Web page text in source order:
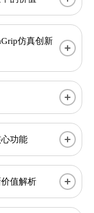
仿真创新
功能
值解析​